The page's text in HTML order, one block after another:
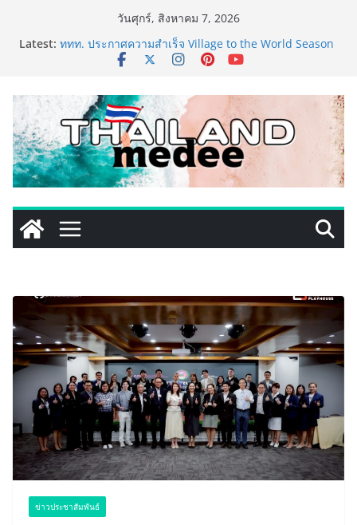
วันศุกร์, สิงหาคม 7, 2026
Latest: ททท. ประกาศความสำเร็จ Village to the World Season
5 ผนึก 9 พันธมิตร ขับเคลื่อน ESG Tourism สืบสานพระ
เหิงลี่ แมนูแฟคเจอริ่ง เทคโนโลยี (ไทยแลนด์) เปิดโรงงาน
แห่งใหม่ในชลบุรี เดินหน้าขยายฐานการผลิตสู่เอเชียตะวัน
ออกเฉียงใต้ เสริมแกร่งยุทธศาสตร์ระดับโลก
TECNO ประกาศทรานส์ฟอร์มจากเกมมิ่งโฟน สู่ไลฟ์สไตล์
แฟชั่นไอเท็ม เสิร์ฟใหญ่ปักหมุดแลนมาร์คใหม่กลางสถานี
MRT วาง POVA 8 Series จุดเริ่มต้นครั้งสำคัญ
PIPPER STANDARD® เปิดตัวแชมพูอาบน้ำ และ โฟมอาบ
แห้งสัตว์เลี้ยง ชูนวัตกรรมพลังธรรมชาติ “Zero-Residue”
เลียขนได้ ปลอดภัย ไร้สารตกค้าง
เริ่มแล้ว! อ.ต.ก.แฟร์ 4 ภาค @ภาคกลาง “มนต์เสน่ห์เกษตร
ไทย สู่ใจกลางมหานคร” ชวนชิม ช้อป สินค้าเกษตร
ข่าวประชาสัมพันธ์